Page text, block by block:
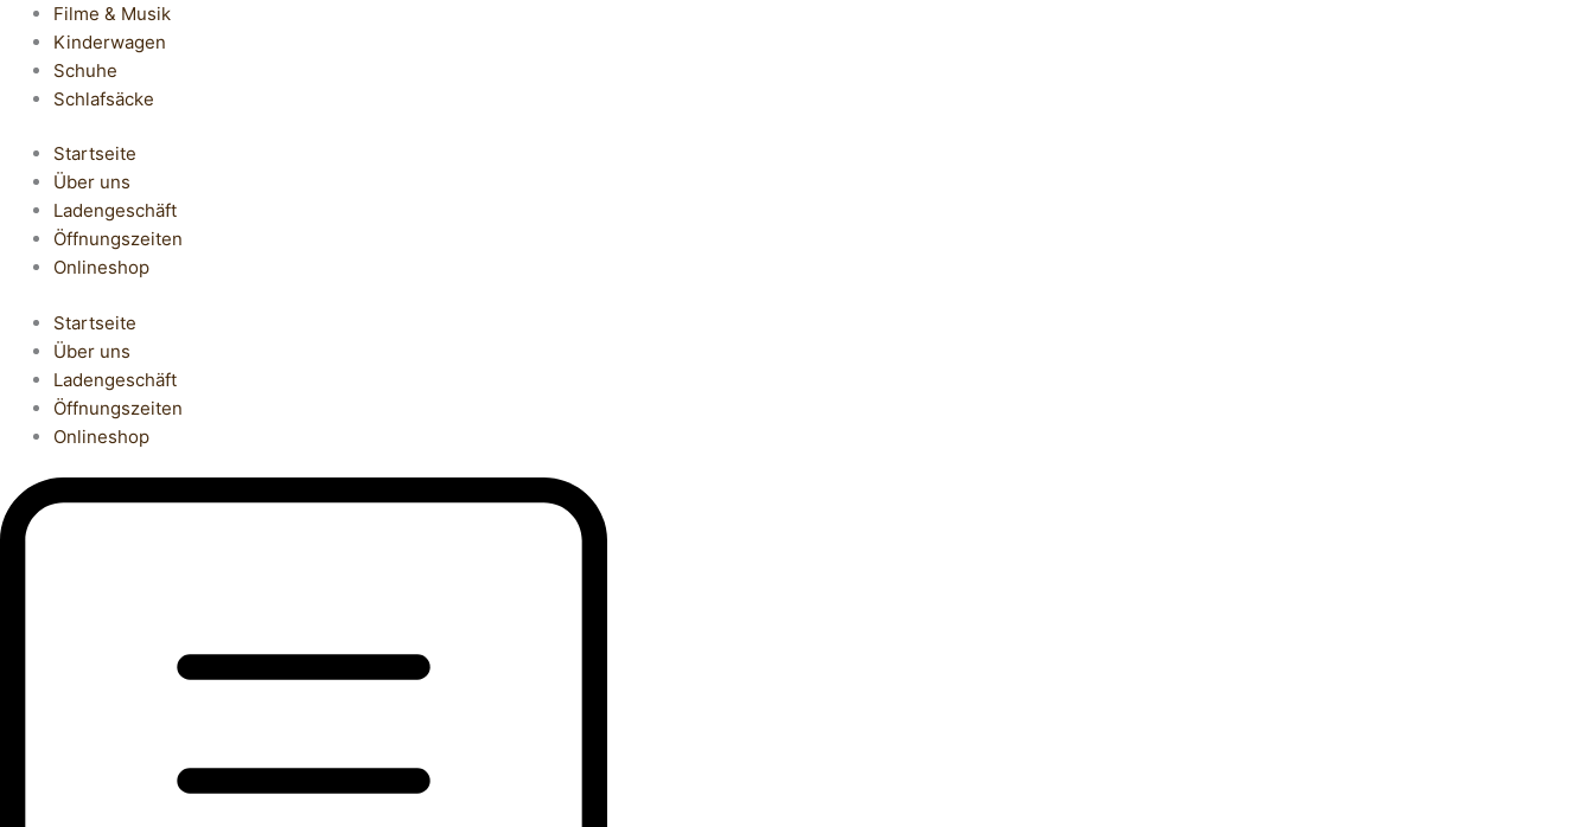
Filme & Musik
Kinderwagen
Schuhe
Schlafsäcke
Startseite
Über uns
Ladengeschäft
Öffnungszeiten
Onlineshop
Startseite
Über uns
Ladengeschäft
Öffnungszeiten
Onlineshop